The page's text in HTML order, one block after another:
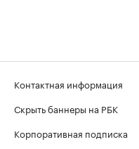
Контактная информация
Скрыть баннеры на РБК
Корпоративная подписка